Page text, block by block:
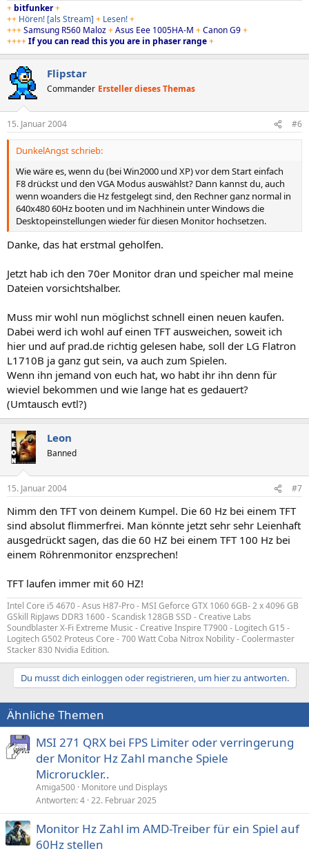
+ bitfunker+
++ Hören! [als Stream] + Lesen!+
+++Samsung R560 Maloz+Asus Eee 1005HA-M +Canon G9+
++++If you can read this you are in phaser range+
Flipstar
Commander Ersteller dieses Themas
15. Januar 2004 #6
DunkelAngst schrieb:
Wie wäre es, wenn du (bei Win2000 und XP) vor dem Start einfach
F8 drückst und den VGA Modus auswählst? Dann kannst du, auch
wenn woanders die Hz festgelegt sind, den Rechner ganz normal in
640x480 60Hz booten und im Nachhinein unter Windows die
Desktopeinstellungen wieder für diesen Monitor hochsetzen.
Danke, das hat erstmal geholfen.
Jetzt hab ich den 70er Monitor dran und speicher mal meine
Dateien vorsichtshalber.
Muss mir wohl nun möglichst schnell einen neuen kaufen.
Dabei werd ich wohl auf einen TFT ausweichen, soweit ich
hier und auf prad.de richtig gelesen habe, soll der LG Flatron
L1710B ja ganz gut sein, va auch zum Spielen.
Wenn ihn jemand von euch hat, wo habt ihr ihn denn für
wieviel bekommen und wie lange hat es gedauert?
(Umtausch evtl?)
Leon
Banned
15. Januar 2004 #7
Nimm den TFT von deinem Kumpel. Die 60 Hz bei einem TFT
sind absolut flimmerfrei. Man könnte jetzt sehr sehr Leienhaft
ausgedrückt sagen, das die 60 HZ bei einem TFT 100 Hz bei
einem Röhrenmonitor enzsprechen!
TFT laufen immer mit 60 HZ!
Intel Core i5 4670 - Asus H87-Pro - MSI Geforce GTX 1060 6GB- 2 x 4096 GB
GSkill RipJaws DDR3 1600 - Scandisk 128GB SSD - Creative Labs
Soundblaster X-Fi Extreme Music - Creative Inspire T7900 - Logitech G15 -
Logitech G502 Proteus Core - 700 Watt Coba Nitrox Nobility - Coolermaster
Stacker 830 Nvidia Edition.
Du musst dich einloggen oder registrieren, um hier zu antworten.
Ähnliche Themen
MSI 271 QRX bei FPS Limiter oder verringerung
der Monitor Hz Zahl manche Spiele
Microruckler..
Amiga500 Monitore und Displays
Antworten 4 22. Februar 2025
Monitor Hz Zahl im AMD-Treiber für ein Spiel auf
60Hz stellen